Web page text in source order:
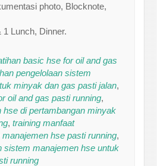
photo, Blocknote,
Lunch, Dinner.
basic hse for oil and gas
pengelolaan sistem
minyak dan gas pasti jalan,
oil and gas pasti running,
hse di pertambangan minyak
,training manfaat
hse pasti running,
sistem manajemen hse untuk
running